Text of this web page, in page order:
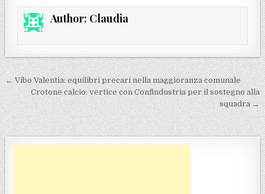
Author: Claudia
Navigazione articoli
← Vibo Valentia: equilibri precari nella maggioranza comunale
Crotone calcio: vertice con Confindustria per il sostegno alla
squadra →